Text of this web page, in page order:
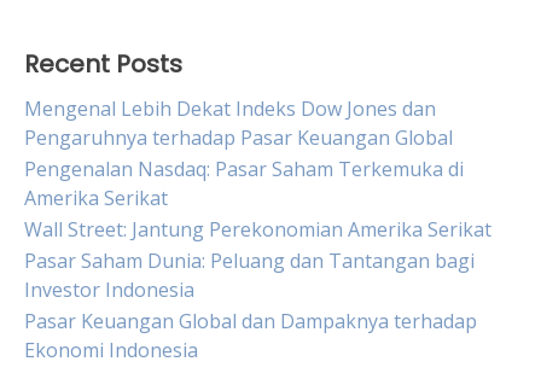
Recent Posts
Mengenal Lebih Dekat Indeks Dow Jones dan
Pengaruhnya terhadap Pasar Keuangan Global
Pengenalan Nasdaq: Pasar Saham Terkemuka di
Amerika Serikat
Wall Street: Jantung Perekonomian Amerika Serikat
Pasar Saham Dunia: Peluang dan Tantangan bagi
Investor Indonesia
Pasar Keuangan Global dan Dampaknya terhadap
Ekonomi Indonesia